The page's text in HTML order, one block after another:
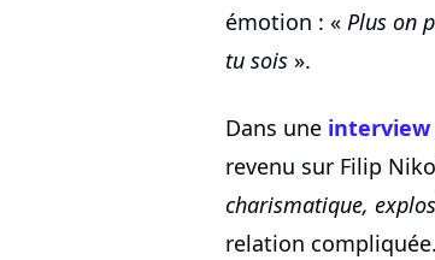
émotion : « Plus on
tu sois ».
Dans une interview
revenu sur Filip
charismatique,
relation